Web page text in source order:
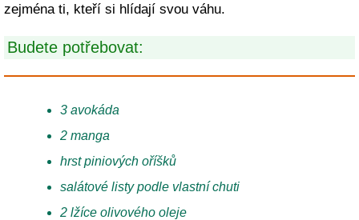
zejména ti, kteří si hlídají svou váhu.
Budete potřebovat:
3 avokáda
2 manga
hrst piniových oříšků
salátové listy podle vlastní chuti
2 lžíce olivového oleje